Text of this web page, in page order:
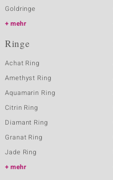
Goldringe
mehr
Ringe
Achat Ring
Amethyst Ring
Aquamarin Ring
Citrin Ring
Diamant Ring
Granat Ring
Jade Ring
mehr